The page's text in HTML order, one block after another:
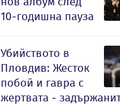
10-годишна пауза
Убийството в
Пловдив: Жесток
побой и гавра с
жертвата -